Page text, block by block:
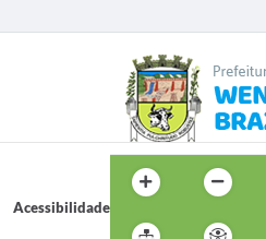
Acessibilidade